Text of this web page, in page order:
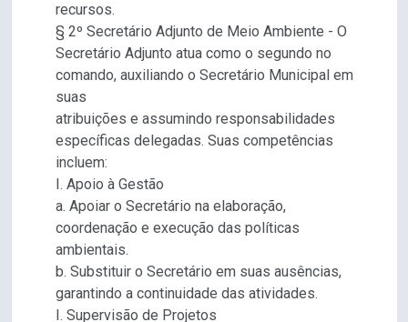
recursos.
§ 2º Secretário Adjunto de Meio Ambiente - O
Secretário Adjunto atua como o segundo no
comando, auxiliando o Secretário Municipal em
suas
atribuições e assumindo responsabilidades
específicas delegadas. Suas competências
incluem:
I. Apoio à Gestão
a. Apoiar o Secretário na elaboração,
coordenação e execução das políticas
ambientais.
b. Substituir o Secretário em suas ausências,
garantindo a continuidade das atividades.
I. Supervisão de Projetos